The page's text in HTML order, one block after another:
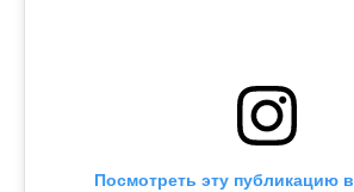
Посмотреть эту публикацию